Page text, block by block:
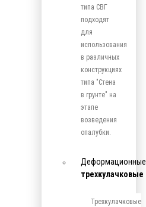
типа СВГ
подходят
для
использования
в различных
конструкциях
типа "Стена
в грунте" на
этапе
возведения
опалубки.
Деформационные
трехкулачковые
Трехкулачковые